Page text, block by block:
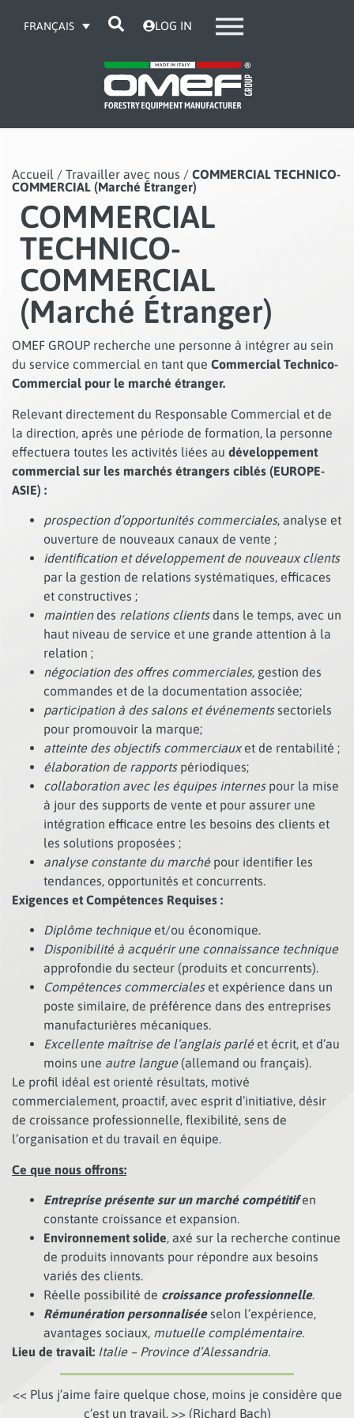
FRANÇAIS LOG IN
Accueil / Travailler avec nous / COMMERCIAL TECHNICO-
COMMERCIAL (Marché Étranger)
COMMERCIAL
TECHNICO-
COMMERCIAL
(Marché Étranger)
OMEF GROUP recherche une personne à intégrer au sein
du service commercial en tant que Commercial Technico-
Commercial pour le marché étranger.
Relevant directement du Responsable Commercial et de
la direction, après une période de formation, la personne
effectuera toutes les activités liées au développement
commercial sur les marchés étrangers ciblés (EUROPE-
ASIE) :
prospection d’opportunités commerciales, analyse et
ouverture de nouveaux canaux de vente ;
identification et développement de nouveaux clients
par la gestion de relations systématiques, efficaces
et constructives ;
maintiendes relations clientsdans le temps, avec un
haut niveau de service et une grande attention à la
relation ;
négociation des offres commerciales, gestion des
commandes et de la documentation associée;
participation à des salons et événementssectoriels
pour promouvoir la marque;
atteinte des objectifs commerciauxet de rentabilité ;
élaboration de rapportspériodiques;
collaboration avec les équipes internespour la mise
à jour des supports de vente et pour assurer une
intégration efficace entre les besoins des clients et
les solutions proposées ;
analyse constante du marchépour identifier les
tendances, opportunités et concurrents.
Exigences et Compétences Requises :
Diplôme techniqueet/ou économique.
Disponibilité à acquérir une connaissance technique
approfondie du secteur (produits et concurrents).
Compétences commercialeset expérience dans un
poste similaire, de préférence dans des entreprises
manufacturières mécaniques.
Excellente maîtrise de l’anglais parlé et écrit, et d’au
moins une autre langue (allemand ou français).
Le profil idéal est orienté résultats, motivé
commercialement, proactif, avec esprit d’initiative, désir
de croissance professionnelle, flexibilité, sens de
l’organisation et du travail en équipe.
Ce que nous offrons:
Entreprise présente sur un marché compétitifen
constante croissance et expansion.
Environnement solide, axé sur la recherche continue
de produits innovants pour répondre aux besoins
variés des clients.
Réelle possibilité de croissance professionnelle.
Rémunération personnaliséeselon l’expérience,
avantages sociaux, mutuelle complémentaire.
Lieu de travail: Italie – Province d’Alessandria.
<< Plus j’aime faire quelque chose, moins je considère que
c’est un travail. >> (Richard Bach)